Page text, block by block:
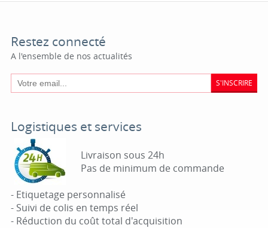
Restez connecté
A l'ensemble de nos actualités
S'INSCRIRE
Logistiques et services
Livraison sous 24h
Pas de minimum de commande
- Etiquetage personnalisé
- Suivi de colis en temps réel
- Réduction du coût total d'acquisition